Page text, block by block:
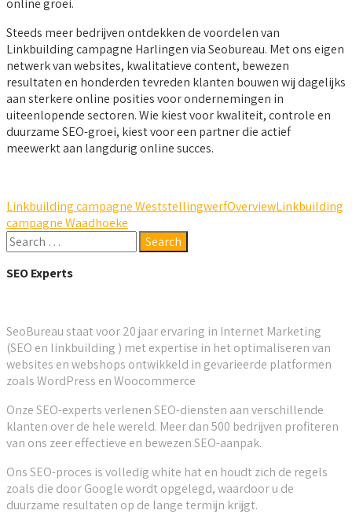
online groei.
Steeds meer bedrijven ontdekken de voordelen van
Linkbuilding campagne Harlingen via Seobureau. Met ons eigen
netwerk van websites, kwalitatieve content, bewezen
resultaten en honderden tevreden klanten bouwen wij dagelijks
aan sterkere online posities voor ondernemingen in
uiteenlopende sectoren. Wie kiest voor kwaliteit, controle en
duurzame SEO-groei, kiest voor een partner die actief
meewerkt aan langdurig online succes.
Linkbuilding campagne WeststellingwerfOverviewLinkbuilding
campagne Waadhoeke
SEO Experts
SeoBureau staat voor 20 jaar ervaring in Internet Marketing
(SEO en linkbuilding ) met expertise in het optimaliseren van
websites en webshops ontwikkeld in gevarieerde platformen
zoals WordPress en Woocommerce
Onze SEO-experts verlenen SEO-diensten aan verschillende
klanten over de hele wereld. Meer dan 500 bedrijven profiteren
van ons zeer effectieve en bewezen SEO-aanpak.
Ons SEO-proces is volledig white hat en houdt zich de regels
zoals die door Google wordt opgelegd, waardoor u de
duurzame resultaten op de lange termijn krijgt.